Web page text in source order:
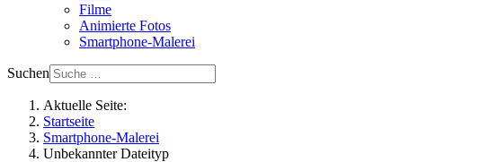
Filme
Animierte Fotos
Smartphone-Malerei
Suchen
Aktuelle Seite:
Startseite
Smartphone-Malerei
Unbekannter Dateityp